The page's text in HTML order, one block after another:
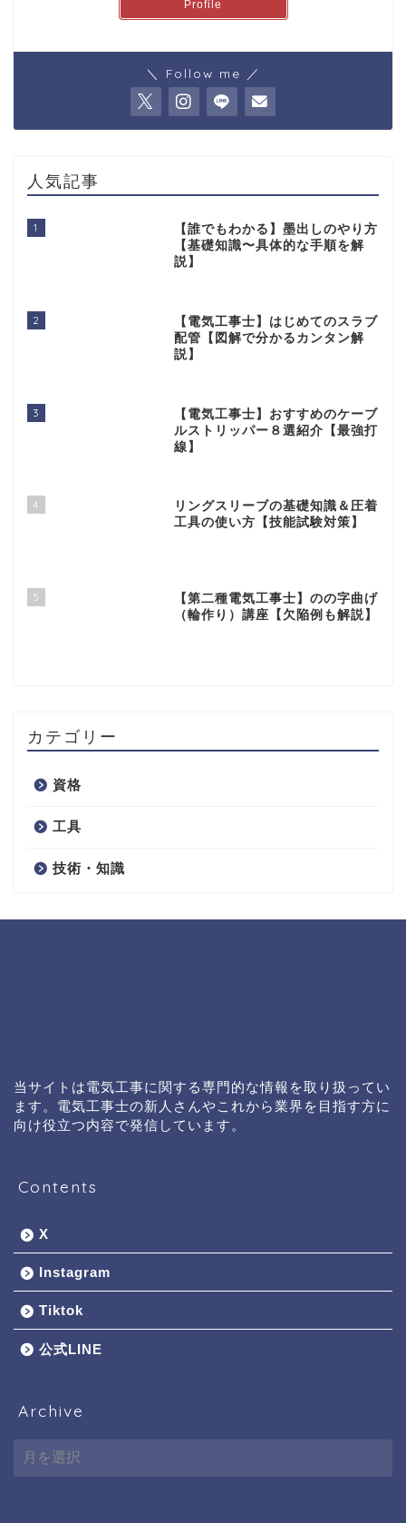
Profile
＼ Follow me ／
人気記事
1
【誰でもわかる】墨出しのやり方
【基礎知識〜具体的な手順を解
説】
2
【電気工事士】はじめてのスラブ
配管【図解で分かるカンタン解
説】
3
【電気工事士】おすすめのケーブ
ルストリッパー８選紹介【最強打
線】
4
リングスリーブの基礎知識＆圧着
工具の使い方【技能試験対策】
5
【第二種電気工事士】のの字曲げ
（輪作り）講座【欠陥例も解説】
カテゴリー
資格
工具
技術・知識
当サイトは電気工事に関する専門的な情報を取り扱ってい
ます。電気工事士の新人さんやこれから業界を目指す方に
向け役立つ内容で発信しています。
Contents
X
Instagram
Tiktok
公式LINE
Archive